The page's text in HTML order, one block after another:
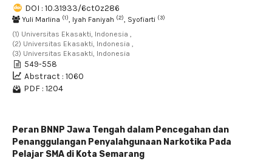
DOI : 10.31933/6ct0z286
Yuli Marlina (1), Iyah Faniyah (2), Syofiarti (3)
(1) Universitas Ekasakti, Indonesia ,
(2) Universitas Ekasakti, Indonesia ,
(3) Universitas Ekasakti, Indonesia
549-558
Abstract : 1060
PDF : 1204
Peran BNNP Jawa Tengah dalam Pencegahan dan
Penanggulangan Penyalahgunaan Narkotika Pada
Pelajar SMA di Kota Semarang